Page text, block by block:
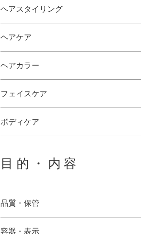
ヘアスタイリング
ヘアケア
ヘアカラー
フェイスケア
ボディケア
目的・内容
品質・保管
容器・表示